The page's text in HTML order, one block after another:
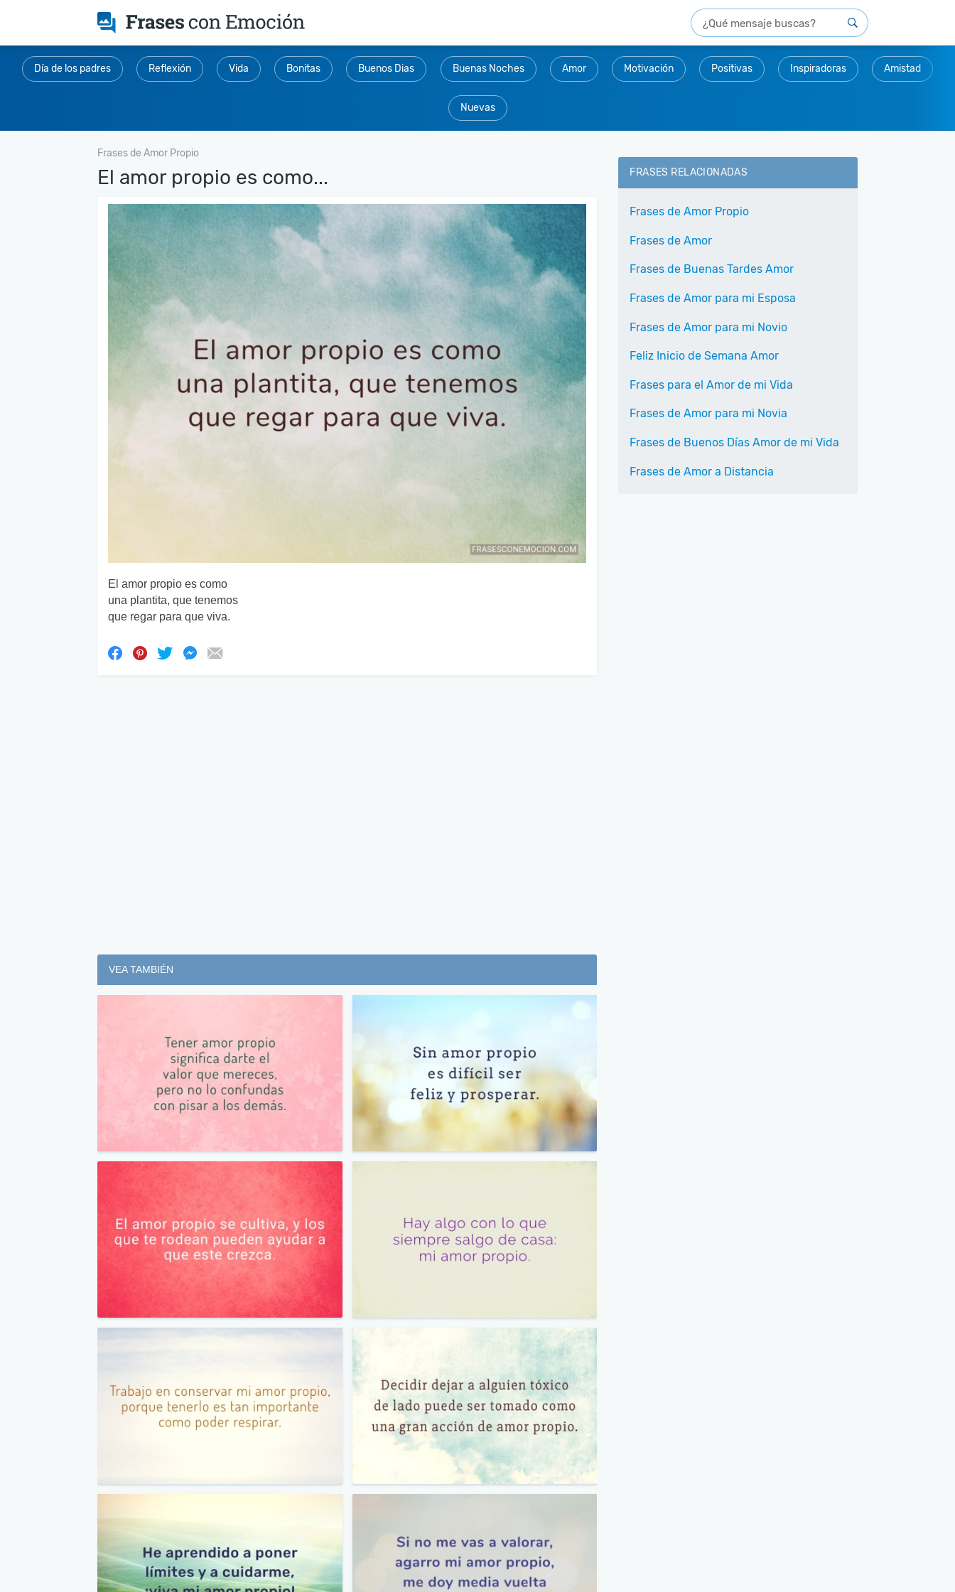
Día de los padres Reflexión Vida Bonitas Buenos Dias Buenas Noches Amor Motivación Positivas Inspiradoras Amistad
Nuevas
Frases de Amor Propio
El amor propio es como...
El amor propio es como
una plantita, que tenemos
que regar para que viva.
VEA TAMBIÉN
FRASES RELACIONADAS
Frases de Amor Propio
Frases de Amor
Frases de Buenas Tardes Amor
Frases de Amor para mi Esposa
Frases de Amor para mi Novio
Feliz Inicio de Semana Amor
Frases para el Amor de mi Vida
Frases de Amor para mi Novia
Frases de Buenos Días Amor de mi Vida
Frases de Amor a Distancia